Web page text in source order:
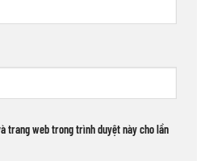
trang web trong trình duyệt này cho lần